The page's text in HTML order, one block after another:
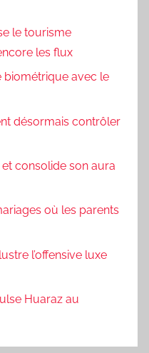
le tourisme
les flux
biométrique avec le
désormais contrôler
consolide son aura
où les parents
l’offensive luxe
Huaraz au